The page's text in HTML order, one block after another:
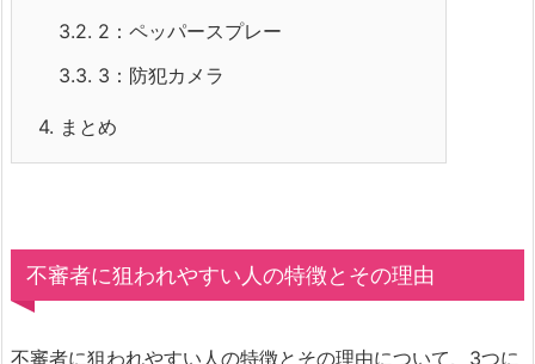
3.2. 2：ペッパースプレー
3.3. 3：防犯カメラ
4. まとめ
不審者に狙われやすい人の特徴とその理由
不審者に狙われやすい人の特徴とその理由について、3つに